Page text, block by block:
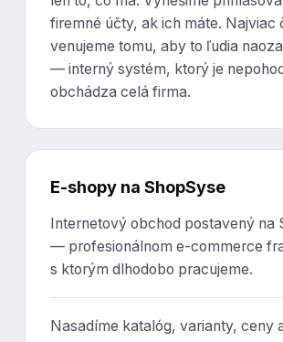
firemné účty, ak ich máte. Najviac
venujeme tomu, aby to ľudia
— interný systém, ktorý je
obchádza celá firma.
E-shopy na ShopSyse
Internetový obchod postavený na
— profesionálnom e-commerce
s ktorým dlhodobo pracujeme.
Nasadíme katalóg, varianty, ceny